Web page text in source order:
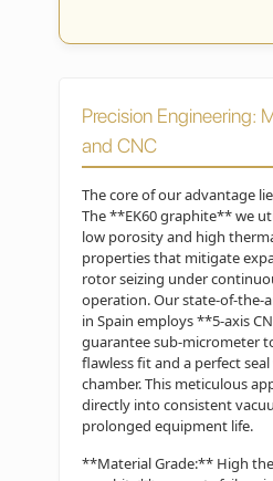
Precision Engineering:
and CNC
The core of our advantage
The **EK60 graphite** we
low porosity and high
properties that mitigate
rotor seizing under
operation. Our state-of-the-
in Spain employs **5-axis
guarantee sub-micrometer
flawless fit and a perfect
chamber. This meticulous
directly into consistent
prolonged equipment life.
**Material Grade:** High